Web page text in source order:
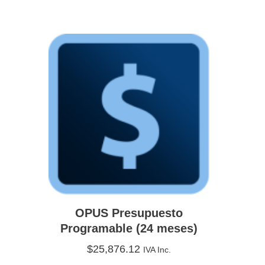
OPUS Presupuesto
Programable (24 meses)
$25,876.12 IVA Inc.